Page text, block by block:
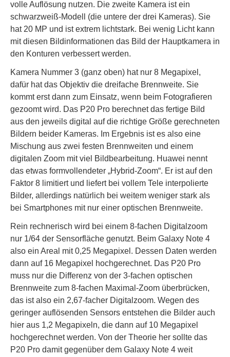
volle Auflösung nutzen. Die zweite Kamera ist ein
schwarzweiß-Modell (die untere der drei Kameras). Sie
hat 20 MP und ist extrem lichtstark. Bei wenig Licht kann
mit diesen Bildinformationen das Bild der Hauptkamera in
den Konturen verbessert werden.
Kamera Nummer 3 (ganz oben) hat nur 8 Megapixel,
dafür hat das Objektiv die dreifache Brennweite. Sie
kommt erst dann zum Einsatz, wenn beim Fotografieren
gezoomt wird. Das P20 Pro berechnet das fertige Bild
aus den jeweils digital auf die richtige Größe gerechneten
Bildern beider Kameras. Im Ergebnis ist es also eine
Mischung aus zwei festen Brennweiten und einem
digitalen Zoom mit viel Bildbearbeitung. Huawei nennt
das etwas formvollendeter „Hybrid-Zoom“. Er ist auf den
Faktor 8 limitiert und liefert bei vollem Tele interpolierte
Bilder, allerdings natürlich bei weitem weniger stark als
bei Smartphones mit nur einer optischen Brennweite.
Rein rechnerisch wird bei einem 8-fachen Digitalzoom
nur 1/64 der Sensorfläche genutzt. Beim Galaxy Note 4
also ein Areal mit 0,25 Megapixel. Dessen Daten werden
dann auf 16 Megapixel hochgerechnet. Das P20 Pro
muss nur die Differenz von der 3-fachen optischen
Brennweite zum 8-fachen Maximal-Zoom überbrücken,
das ist also ein 2,67-facher Digitalzoom. Wegen des
geringer auflösenden Sensors entstehen die Bilder auch
hier aus 1,2 Megapixeln, die dann auf 10 Megapixel
hochgerechnet werden. Von der Theorie her sollte das
P20 Pro damit gegenüber dem Galaxy Note 4 weit